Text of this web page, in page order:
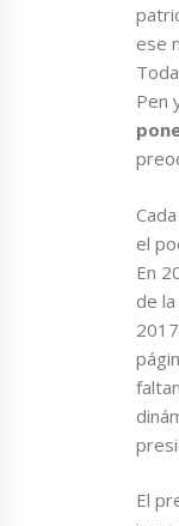
ese
Pen
el
En
de
El